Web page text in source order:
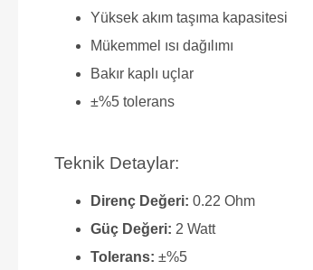
Yüksek akım taşıma kapasitesi
Mükemmel ısı dağılımı
Bakır kaplı uçlar
±%5 tolerans
Teknik Detaylar:
Direnç Değeri: 0.22 Ohm
Güç Değeri: 2 Watt
Tolerans: ±%5